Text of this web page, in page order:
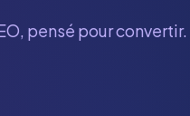
pensé pour convertir.